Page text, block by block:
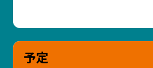
予定